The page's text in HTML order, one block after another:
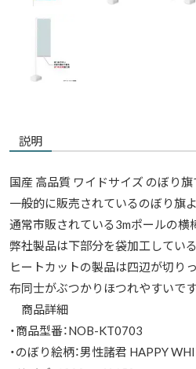
説明
国産 高品質 ワイドサイズ のぼり旗
一般的に販売されているのぼり旗
通常市販されている3mポールの横棒
弊社製品は下部分を袋加工してい
ヒートカットの製品は四辺が切り
布同士がぶつかりほつれやすいです
商品詳細
・商品型番：NOB-KT0703
・のぼり絵柄：男性諸君 HAPPY